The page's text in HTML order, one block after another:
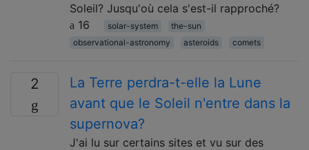
Soleil? Jusqu'où cela s'est-il rapproché?
16
solar-system
the-sun
observational-astronomy
asteroids comets
2
La Terre perdra-t-elle la Lune
avant que le Soleil n'entre dans la
supernova?
J'ai lu sur certains sites et vu sur des